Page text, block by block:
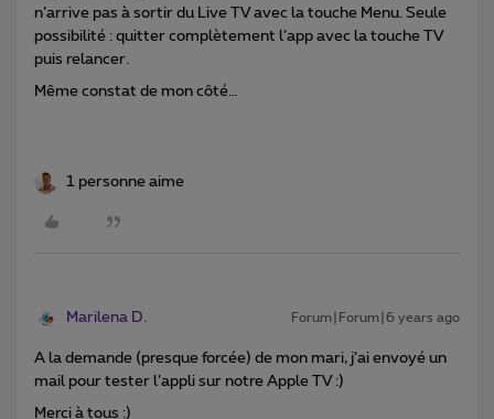
n’arrive pas à sortir du Live TV avec la touche Menu. Seule
possibilité : quitter complètement l’app avec la touche TV
puis relancer.
Même constat de mon côté…
1 personne aime
Marilena D. Forum|Forum|6 years ago
A la demande (presque forcée) de mon mari, j’ai envoyé un
mail pour tester l’appli sur notre Apple TV :)
Merci à tous :)